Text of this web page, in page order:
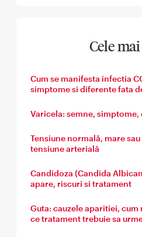
Cele
Cum se manifesta infectia
simptome si diferente fata
Varicela: semne,
Tensiune normală, mare
tensiune arterială
Candidoza (Candida
apare, riscuri si tratament
Guta: cauzele aparitiei,
ce tratament trebuie sa